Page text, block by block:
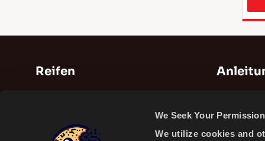
We Seek Your
We utilize cookies and
Reifen
Ganzjahresreifen
Videos